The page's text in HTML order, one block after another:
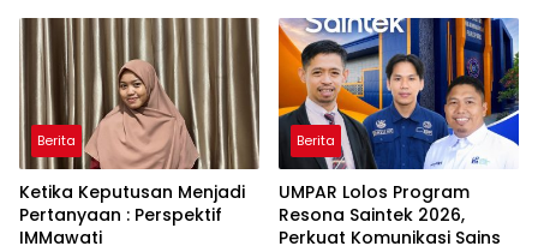
Ancaman Kleptokrasi
Berita
Ketika Keputusan Menjadi
Pertanyaan : Perspektif
IMMawati
Berita
UMPAR Lolos Program
Resona Saintek 2026,
Perkuat Komunikasi Sains